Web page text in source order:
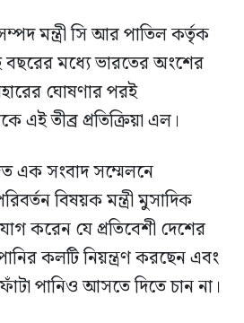
মন্ত্রী সি আর পাতিল কর্তৃক
মধ্যে ভারতের অংশের
ঘোষণার পরই
এই তীব্র প্রতিক্রিয়া এল।
এক সংবাদ সম্মেলনে
বিষয়ক মন্ত্রী মুসাদিক
করেন যে প্রতিবেশী দেশের
পানির কলটি নিয়ন্ত্রণ করছেন এবং
পানিও আসতে দিতে চান না।